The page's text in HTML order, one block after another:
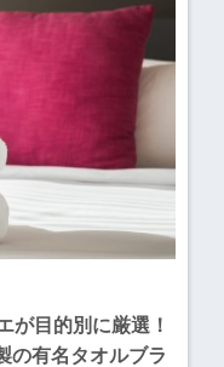
が目的別に厳選！
の有名タオルブラ